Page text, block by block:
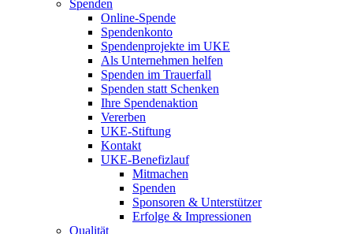
Spenden
Online-Spende
Spendenkonto
Spendenprojekte im UKE
Als Unternehmen helfen
Spenden im Trauerfall
Spenden statt Schenken
Ihre Spendenaktion
Vererben
UKE-Stiftung
Kontakt
UKE-Benefizlauf
Mitmachen
Spenden
Sponsoren & Unterstützer
Erfolge & Impressionen
Qualität